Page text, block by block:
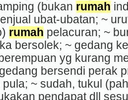
(bukan rumah
ubat-ubatan; ~
rumah pelacuran; ~
bersolek; ~ gedang
yg kurang
bersendi perak
~ sudah, tukul
pendapat dll